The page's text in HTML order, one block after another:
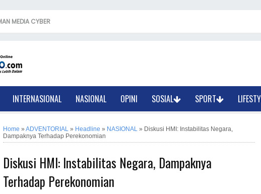
MEDIA CYBER
INTERNASIONAL NASIONAL OPINI SOSIAL SPORT
Home » ADVENTORIAL » Headline » NASIONAL » Diskusi HMI: Instabilitas Negara,
Dampaknya Terhadap Perekonomian
Diskusi HMI: Instabilitas Negara, Dampaknya
Terhadap Perekonomian